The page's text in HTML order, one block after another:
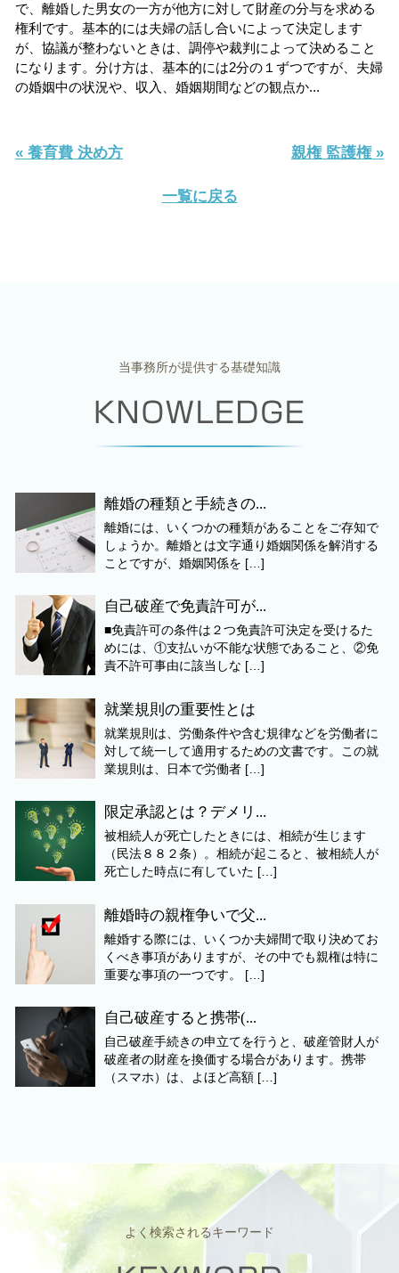
で、離婚した男女の一方が他方に対して財産の分与を求める
権利です。基本的には夫婦の話し合いによって決定します
が、協議が整わないときは、調停や裁判によって決めること
になります。分け方は、基本的には2分の１ずつですが、夫婦
の婚姻中の状況や、収入、婚姻期間などの観点か...
« 養育費 決め方 親権 監護権 »
一覧に戻る
当事務所が提供する基礎知識
離婚の種類と手続きの...
離婚には、いくつかの種類があることをご存知で
しょうか。離婚とは文字通り婚姻関係を解消する
ことですが、婚姻関係を […]
自己破産で免責許可が...
■免責許可の条件は２つ免責許可決定を受けるた
めには、①支払いが不能な状態であること、②免
責不許可事由に該当しな […]
就業規則の重要性とは
就業規則は、労働条件や含む規律などを労働者に
対して統一して適用するための文書です。この就
業規則は、日本で労働者 […]
限定承認とは？デメリ...
被相続人が死亡したときには、相続が生じます
（民法８８２条）。相続が起こると、被相続人が
死亡した時点に有していた […]
離婚時の親権争いで父...
離婚する際には、いくつか夫婦間で取り決めてお
くべき事項がありますが、その中でも親権は特に
重要な事項の一つです。 […]
自己破産すると携帯(...
自己破産手続きの申立てを行うと、破産管財人が
破産者の財産を換価する場合があります。携帯
（スマホ）は、よほど高額 […]
よく検索されるキーワード